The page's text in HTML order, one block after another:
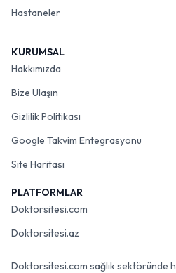
Hastaneler
KURUMSAL
Hakkımızda
Bize Ulaşın
Gizlilik Politikası
Google Takvim Entegrasyonu
Site Haritası
PLATFORMLAR
Doktorsitesi.com
Doktorsitesi.az
Doktorsitesi.com sağlık sektöründe